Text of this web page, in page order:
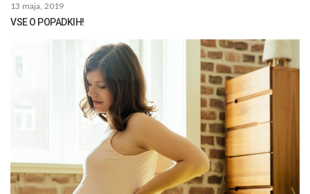
13 maja, 2019
VSE O POPADKIH!